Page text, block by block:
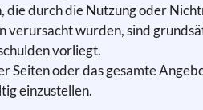
die durch die Nutzung oder
wurden, sind
vorliegt.
Seiten oder das gesamte
einzustellen.